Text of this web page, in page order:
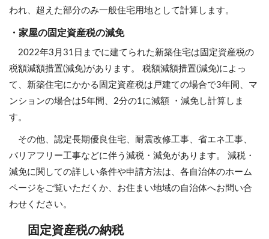
われ、超えた部分のみ一般住宅用地として計算します。
・家屋の固定資産税の減免
2022年3月31日までに建てられた新築住宅は固定資産税の
税額減額措置(減免)があります。 税額減額措置(減免)によっ
て、新築住宅にかかる固定資産税は戸建ての場合で3年間、マ
ンションの場合は5年間、2分の1に減額 ・減免し計算しま
す。
その他、認定長期優良住宅、耐震改修工事、省エネ工事、
バリアフリー工事などに伴う減税・減免があります。 減税・
減免に関しての詳しい条件や申請方法は、各自治体のホーム
ページをご覧いただくか、お住まい地域の自治体へお問い合
わせください。
固定資産税の納税